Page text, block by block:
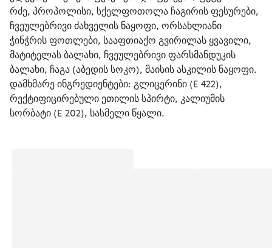
რძე, პროპოლისი, სქელფოთოლა ჩაგირის ფესურები,
ჩვეულებრივი ძახველის ნაყოფი, ორსახლიანი
ჭინჭრის ფოთლები, სააფთიაქო გვირილას ყვავილი,
მატიტელას ბალახი, ჩვეულებრივი ფარსმანდუკის
ბალახი, ჩაგა (აბედის სოკო), მაისის ასკილის ნაყოფი.
დამხმარე ინგრედიენტები: გლიცერინი (Е 422),
რექტიფიცირებული ეთილის სპირტი, კალიუმის
სორბატი (Е 202), სასმელი წყალი.